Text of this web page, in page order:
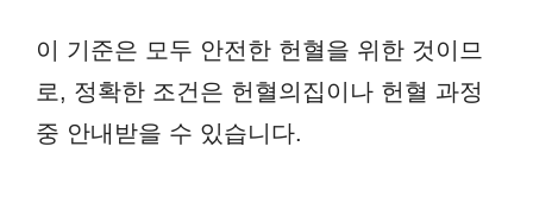
이 기준은 모두 안전한 헌혈을 위한 것이므
로, 정확한 조건은 헌혈의집이나 헌혈 과정
중 안내받을 수 있습니다.